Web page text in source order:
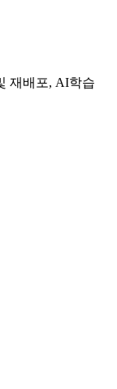
재배포, AI학습